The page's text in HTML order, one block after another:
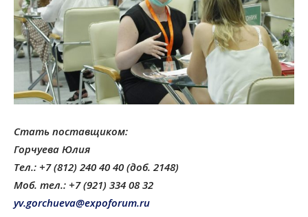
Стать поставщиком:
Горчуева Юлия
Тел.: +7 (812) 240 40 40 (доб. 2148)
Моб. тел.: +7 (921) 334 08 32
yv.gorchueva@expoforum.ru